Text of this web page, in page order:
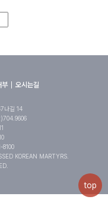
부 오시는길
나길 14
8100
KOREAN MARTYRS.
top